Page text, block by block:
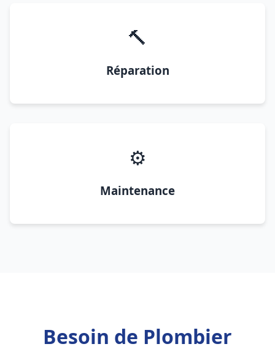
🔨
Réparation
⚙️
Maintenance
Besoin de Plombier